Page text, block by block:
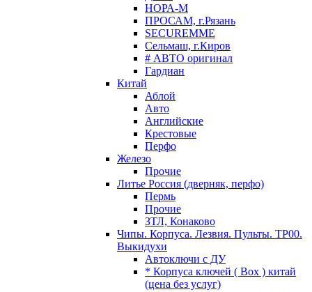
НОРА-М
ПРОСАМ, г.Рязань
SECUREMME
Сельмаш, г.Киров
# АВТО оригинал
Гардиан
Китай
Аблой
Авто
Английские
Крестовые
Перфо
Железо
Прочие
Литье Россия (дверняк, перфо)
Пермь
Прочие
ЗТЛ, Конаково
Чипы. Корпуса. Лезвия. Пульты. TP00.
Выкидухи
Автоключи с ДУ
* Корпуса ключей ( Box ) китай
(цена без услуг)